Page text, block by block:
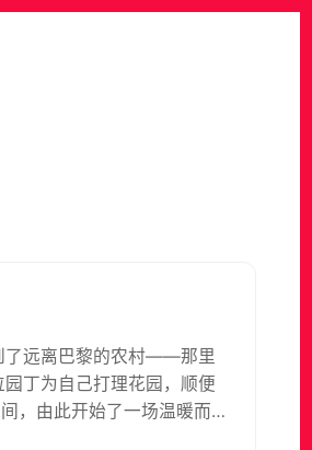
了远离巴黎的农村——那里
丁为自己打理花园，顺便
，由此开始了一场温暖而充